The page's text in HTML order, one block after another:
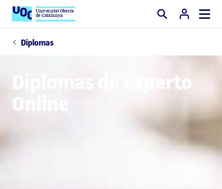
Universitat Oberta
de Catalunya Buscar
Diplomas
Diplomas de experto
Online